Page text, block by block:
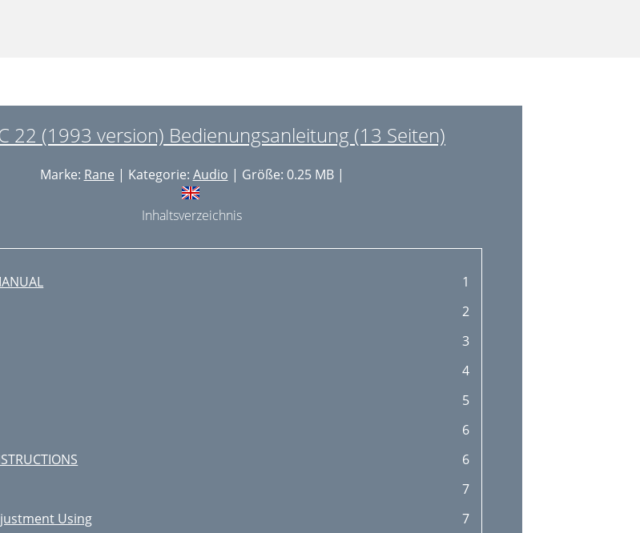
22 (1993 version) Bedienungsanleitung (13 Seiten)
Marke: Rane | Kategorie: Audio | Größe: 0.25 MB |
Inhaltsverzeichnis
1
2
3
4
5
6
6
7
Using
7